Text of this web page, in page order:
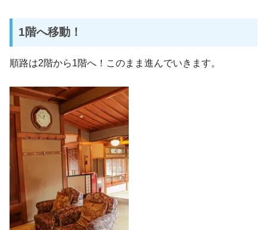
1階へ移動！
順路は2階から1階へ！このまま進んでいきます。